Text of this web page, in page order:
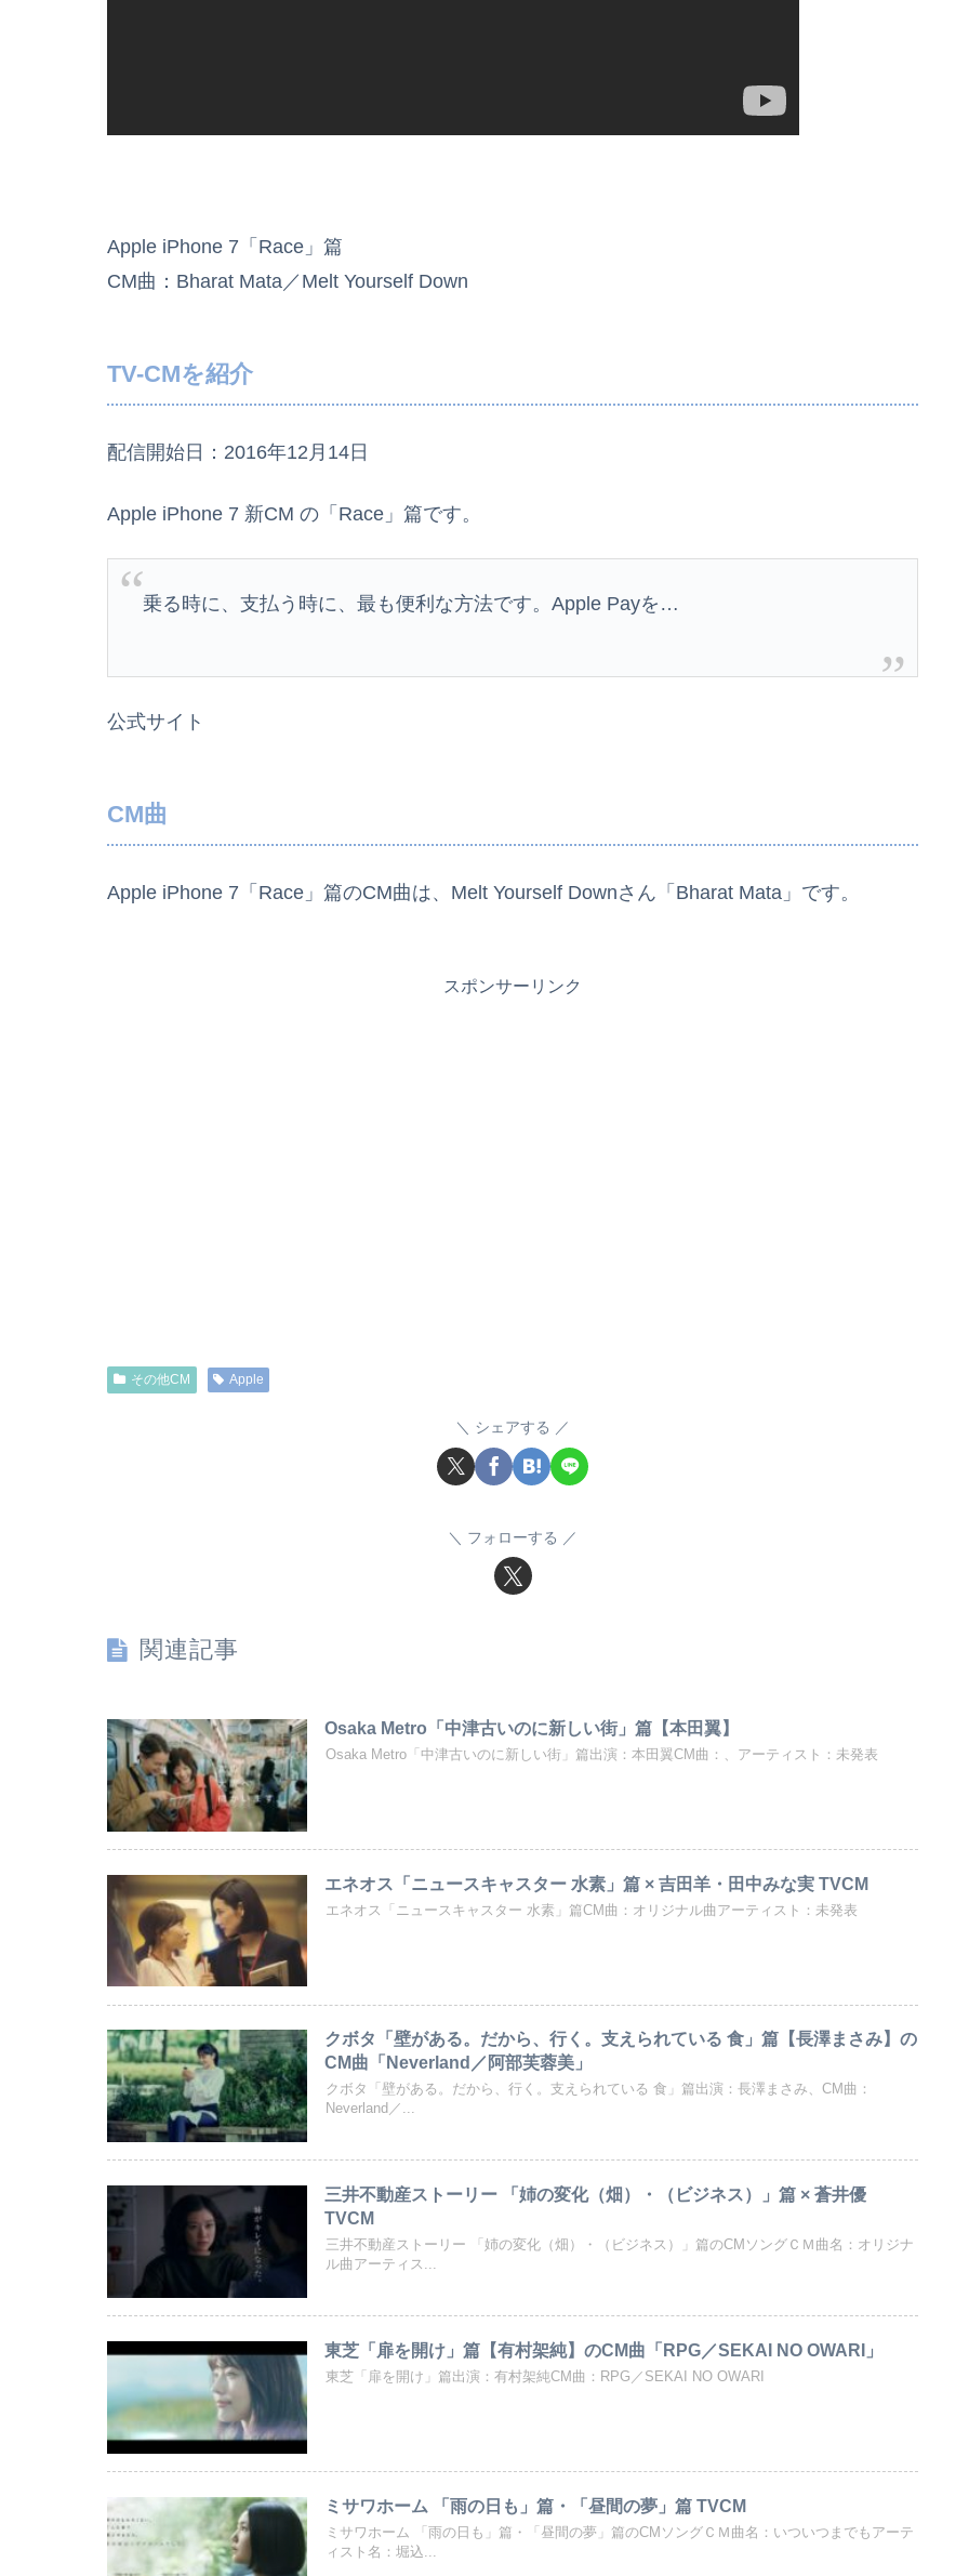
Apple iPhone 7「Race」篇
CM曲：Bharat Mata／Melt Yourself Down
TV-CMを紹介
配信開始日：2016年12月14日
Apple iPhone 7 新CM の「Race」篇です。
乗る時に、支払う時に、最も便利な方法です。Apple Payを…
公式サイト
CM曲
Apple iPhone 7「Race」篇のCM曲は、Melt Yourself Downさん「Bharat Mata」です。
スポンサーリンク
その他CM Apple
シェアする
フォローする
関連記事
Osaka Metro「中津古いのに新しい街」篇【本田翼】
Osaka Metro「中津古いのに新しい街」篇出演：本田翼CM曲：、アーティスト：未発表
エネオス「ニュースキャスター 水素」篇 × 吉田羊・田中みな実 TVCM
エネオス「ニュースキャスター 水素」篇CM曲：オリジナル曲アーティスト：未発表
クボタ「壁がある。だから、行く。支えられている 食」篇【長澤まさみ】の
CM曲「Neverland／阿部芙蓉美」
クボタ「壁がある。だから、行く。支えられている 食」篇出演：長澤まさみ、CM曲：
Neverland／...
三井不動産ストーリー 「姉の変化（畑）・（ビジネス）」篇 × 蒼井優
TVCM
三井不動産ストーリー 「姉の変化（畑）・（ビジネス）」篇のCMソングＣＭ曲名：オリジナ
ル曲アーティス...
東芝「扉を開け」篇【有村架純】のCM曲「RPG／SEKAI NO OWARI」
東芝「扉を開け」篇出演：有村架純CM曲：RPG／SEKAI NO OWARI
ミサワホーム 「雨の日も」篇・「昼間の夢」篇 TVCM
ミサワホーム 「雨の日も」篇・「昼間の夢」篇のCMソングＣＭ曲名：いついつまでもアーテ
ィスト名：堀込...